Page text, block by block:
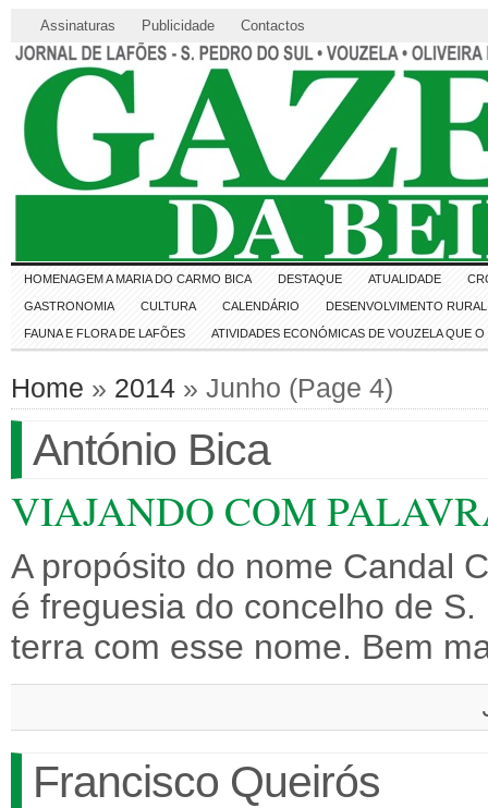
Assinaturas Publicidade Contactos
HOMENAGEM A MARIA DO CARMO BICA DESTAQUE ATUALIDADE
GASTRONOMIA CULTURA CALENDÁRIO DESENVOLVIMENTO RURAL
FAUNA E FLORA DE LAFÕES ATIVIDADES ECONÓMICAS DE VOUZELA QUE
Home » 2014 » Junho (Page 4)
António Bica
VIAJANDO COM
A propósito do nome Candal
é freguesia do concelho de
terra com esse nome. Bem
Francisco Queirós